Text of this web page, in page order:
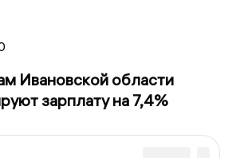
Ивановской области
зарплату на 7,4%